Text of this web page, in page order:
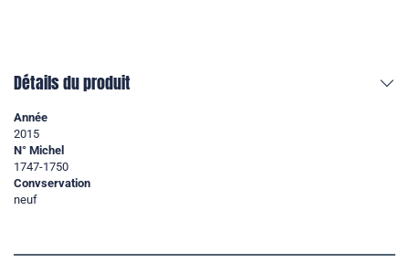
Détails du produit
Année
2015
N° Michel
1747-1750
Convservation
neuf